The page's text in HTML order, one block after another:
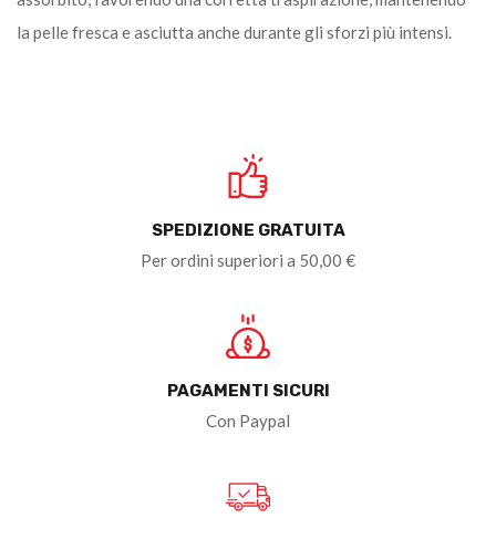
la pelle fresca e asciutta anche durante gli sforzi più intensi.
SPEDIZIONE GRATUITA
Per ordini superiori a 50,00 €
PAGAMENTI SICURI
Con Paypal